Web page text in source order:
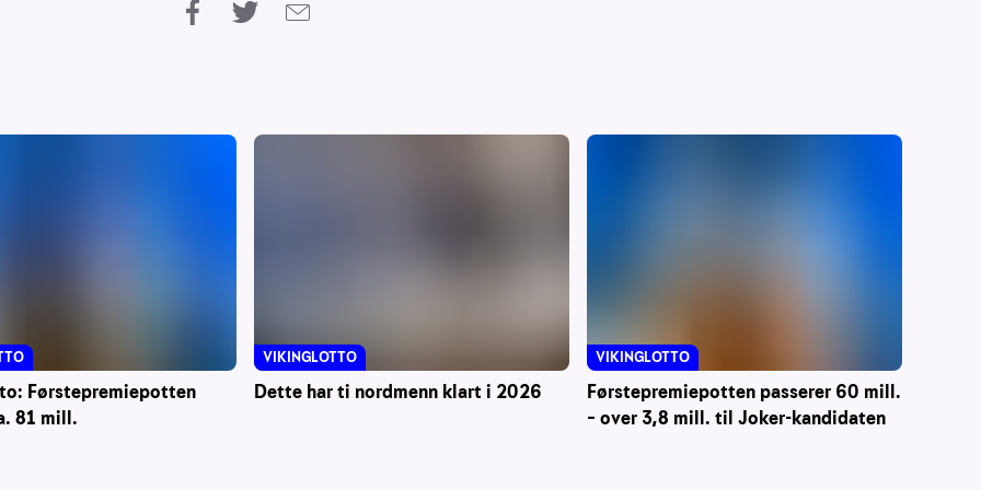
Førstepremiepotten
81 mill.
Dette har ti nordmenn klart i 2026
VIKINGLOTTO
Førstepremiepotten passerer 60 mill.
– over 3,8 mill. til Joker-kandidaten
VIKINGLOTTO